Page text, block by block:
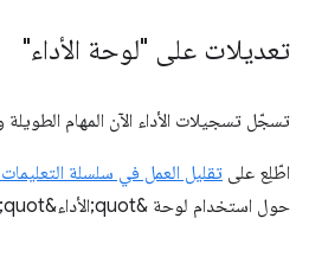
تعديلات على "لوحة الأداء"
تسجّل تسجيلات الأداء الآن المهام الطويلة
اطّلِع على تقليل العمل في سلسلة التعليمات
حول استخدام لوحة &quot;الأداء&quot; لتحليل أداء تحميل الصفحة.